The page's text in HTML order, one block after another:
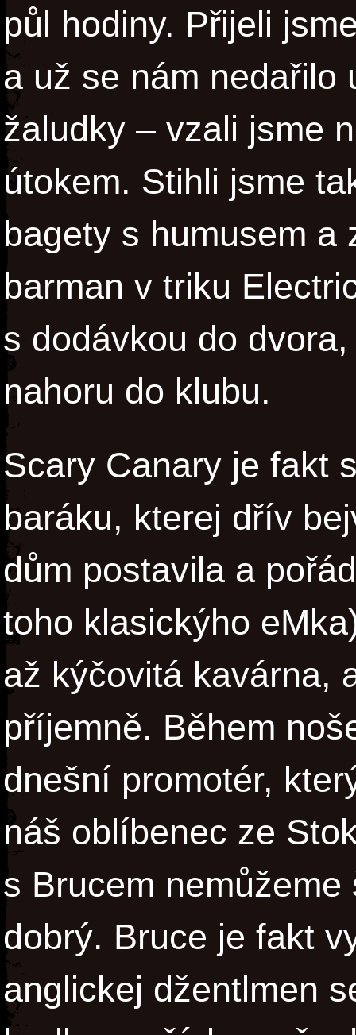
půl hodiny. Přijeli
a už se nám nedařilo
žaludky – vzali jsme
útokem. Stihli jsme
bagety s humusem
barman v triku
s dodávkou do
nahoru do klubu.
Scary Canary je fakt
baráku, kterej dřív
dům postavila a
toho klasickýho
až kýčovitá kavárna,
příjemně. Během
dnešní promotér,
náš oblíbenec ze
s Brucem
dobrý. Bruce je fakt
anglickej džentlmen